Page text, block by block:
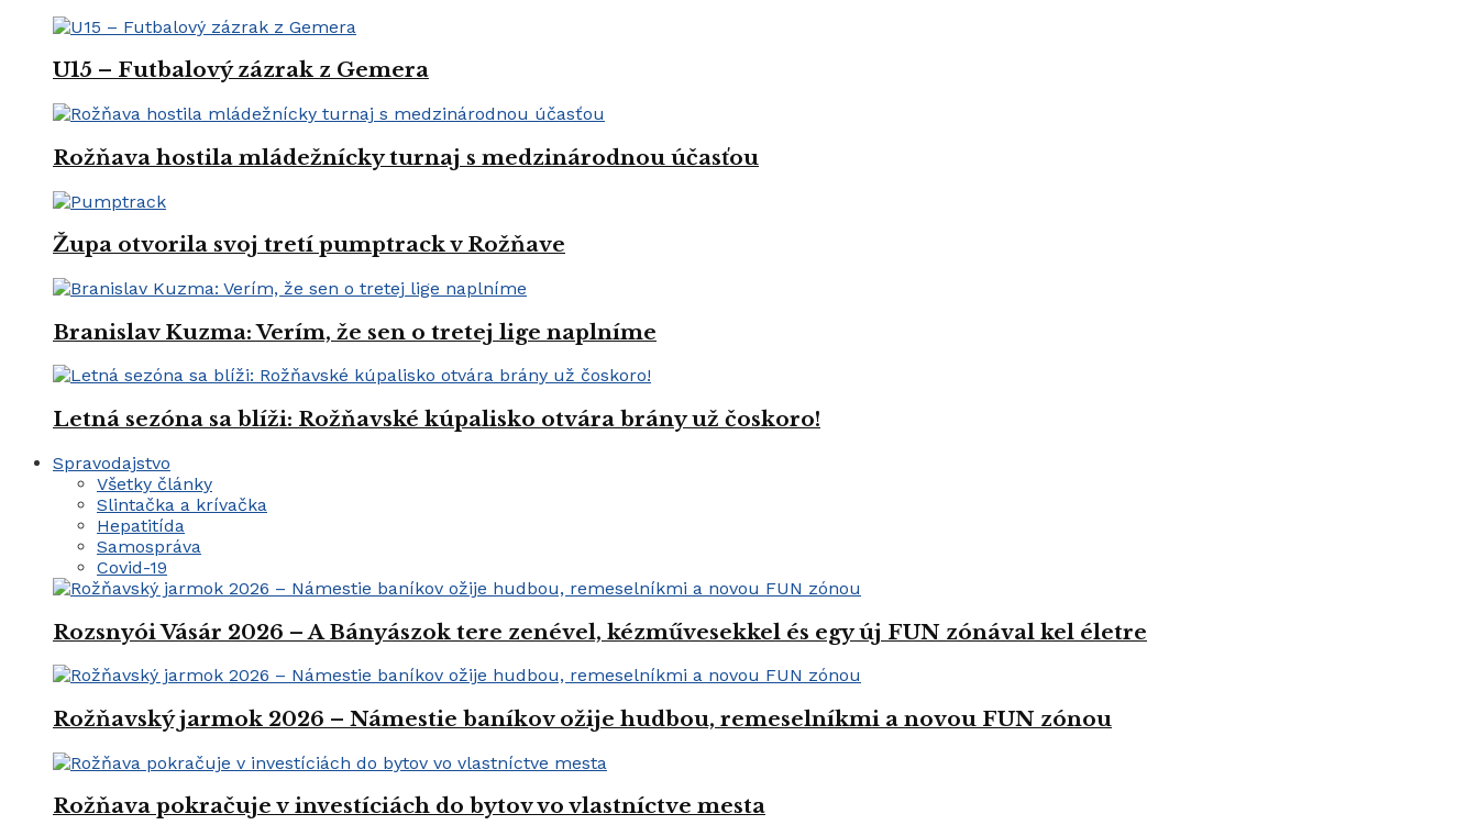
U15 – Futbalový zázrak z Gemera
Rožňava hostila mládežnícky turnaj s medzinárodnou účasťou
Župa otvorila svoj tretí pumptrack v Rožňave
Branislav Kuzma: Verím, že sen o tretej lige naplníme
Letná sezóna sa blíži: Rožňavské kúpalisko otvára brány už čoskoro!
Spravodajstvo
Všetky články
Slintačka a krívačka
Hepatitída
Samospráva
Covid-19
Rozsnyói Vásár 2026 – A Bányászok tere zenével, kézművesekkel és egy új FUN zónával kel életre
Rožňavský jarmok 2026 – Námestie baníkov ožije hudbou, remeselníkmi a novou FUN zónou
Rožňava pokračuje v investíciách do bytov vo vlastníctve mesta